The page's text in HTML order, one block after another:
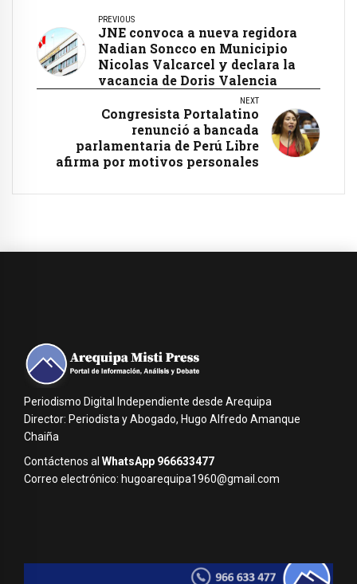
PREVIOUS
JNE convoca a nueva regidora
Nadian Soncco en Municipio
Nicolas Valcarcel y declara la
vacancia de Doris Valencia
NEXT
Congresista Portalatino
renunció a bancada
parlamentaria de Perú Libre
afirma por motivos personales
Periodismo Digital Independiente desde Arequipa
Director: Periodista y Abogado, Hugo Alfredo Amanque
Chaiña
Contáctenos al WhatsApp 966633477
Correo electrónico: hugoarequipa1960@gmail.com